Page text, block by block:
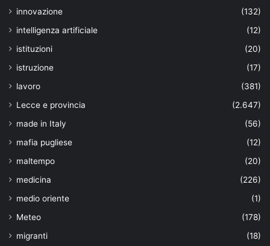
innovazione
(132)
intelligenza artificiale
(12)
istituzioni
(20)
istruzione
(17)
lavoro
(381)
Lecce e provincia
(2.647)
made in Italy
(56)
mafia pugliese
(12)
maltempo
(20)
medicina
(226)
medio oriente
(1)
Meteo
(178)
migranti
(18)